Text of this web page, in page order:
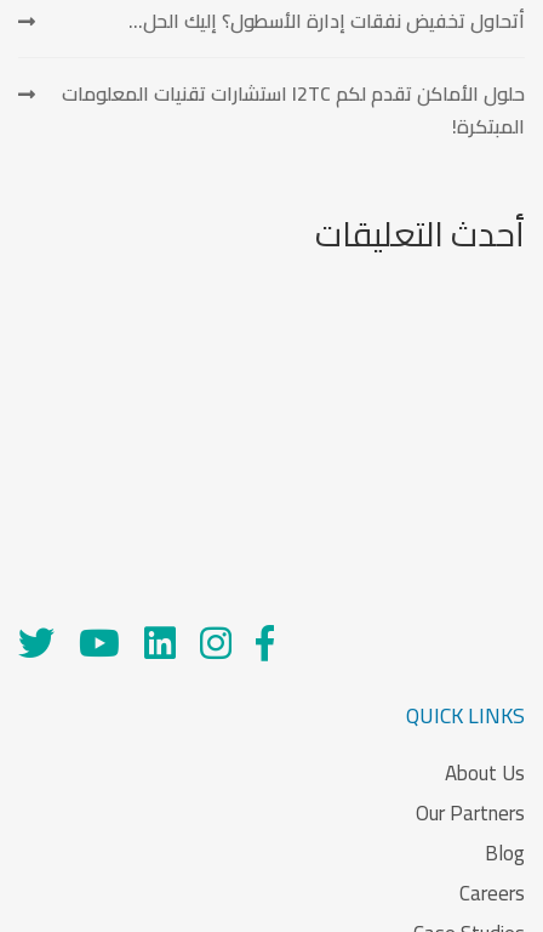
أتحاول تخفيض نفقات إدارة الأسطول؟ إليك الحل…
حلول الأماكن تقدم لكم I2TC استشارات تقنيات المعلومات
المبتكرة!
أحدث التعليقات
QUICK LINKS
About Us
Our Partners
Blog
Careers